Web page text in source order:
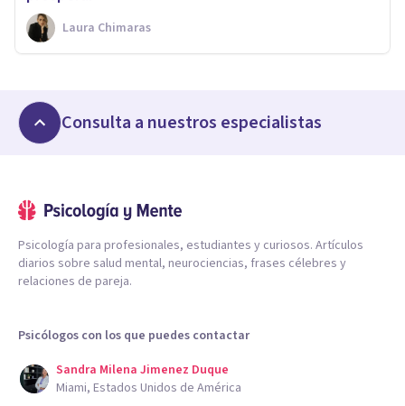
Laura Chimaras
Consulta a nuestros especialistas
Psicología para profesionales, estudiantes y curiosos. Artículos
diarios sobre salud mental, neurociencias, frases célebres y
relaciones de pareja.
Psicólogos con los que puedes contactar
Sandra Milena Jimenez Duque
Miami, Estados Unidos de América